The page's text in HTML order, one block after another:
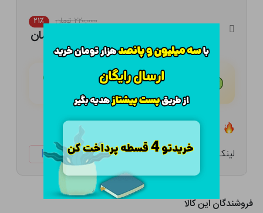
۲۲۰,۰۰۰ تومان ۲۱٪
هـر قسط با تــرب‌پــی:
تعداد ۵ عدد در انبار موجود است
لینک کوتاه: ketabtala.com/sbp-54216
فروشندگان این کالا